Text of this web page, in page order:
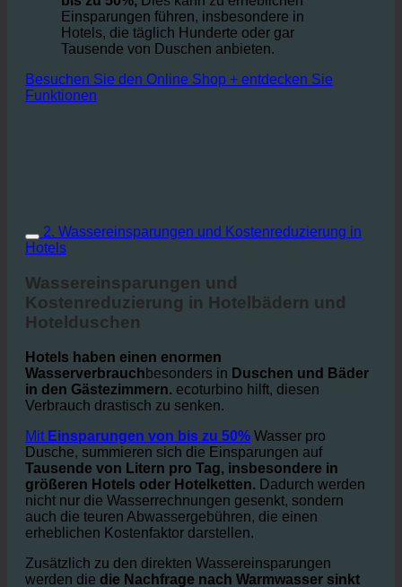
Diesereduziert den Wasserverbrauch um
bis zu 50%,Dies kann zu erheblichen
Einsparungen führen, insbesondere in
Tausende von Duschen anbieten.
Hotels
Wassereinsparungen und
Kostenreduzierung in Hotelbädern und
Hotelduschen
Hotels haben einen enormen
Wasserverbrauchbesonders in
Verbrauch drastisch zu senken.
MitEinsparungen von bis zu 50%Wasser pro
Dusche, summieren sich die Einsparungen auf
Tausende von Litern pro Tag, insbesondere in
größeren Hotels oder Hotelketten. Dadurch werden
nicht nur die Wasserrechnungen gesenkt, sondern
erheblichen Kostenfaktor darstellen.